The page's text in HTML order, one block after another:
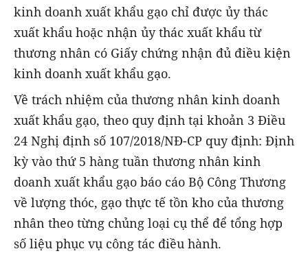
kinh doanh xuất khẩu gạo chỉ được ủy thác
xuất khẩu hoặc nhận ủy thác xuất khẩu từ
thương nhân có Giấy chứng nhận đủ điều kiện
kinh doanh xuất khẩu gạo.
Về trách nhiệm của thương nhân kinh doanh
xuất khẩu gạo, theo quy định tại khoản 3 Điều
24 Nghị định số 107/2018/NĐ-CP quy định: Định
kỳ vào thứ 5 hàng tuần thương nhân kinh
doanh xuất khẩu gạo báo cáo Bộ Công Thương
về lượng thóc, gạo thực tế tồn kho của thương
nhân theo từng chủng loại cụ thể để tổng hợp
số liệu phục vụ công tác điều hành.